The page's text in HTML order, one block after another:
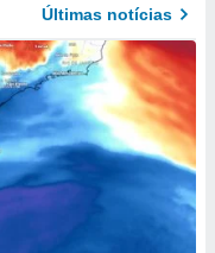
Últimas notícias